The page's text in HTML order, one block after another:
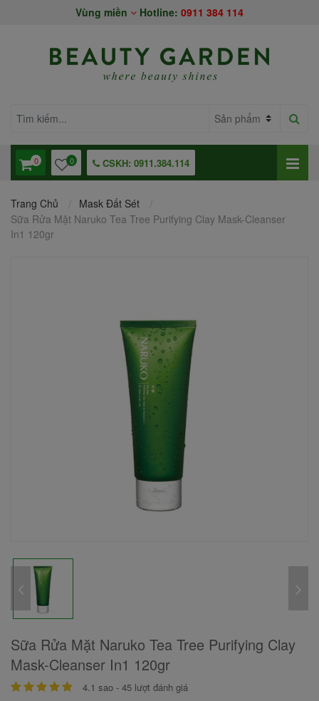
Vùng miền Hotline: 0911 384 114
0 0 CSKH: 0911.384.114
Trang Chủ
Mask Đất Sét
Sữa Rửa Mặt Naruko Tea Tree Purifying Clay Mask-Cleanser
In1 120gr
Sữa Rửa Mặt Naruko Tea Tree Purifying Clay
Mask-Cleanser In1 120gr
4.1 sao - 45 lượt đánh giá